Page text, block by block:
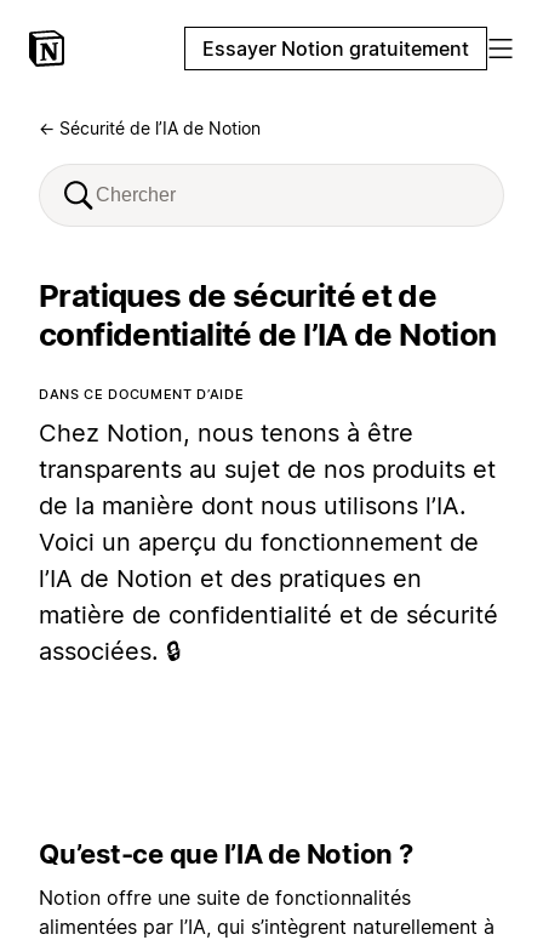
Essayer Notion gratuitement
← Sécurité de l’IA de Notion
Pratiques de sécurité et de
confidentialité de l’IA de Notion
DANS CE DOCUMENT D’AIDE
Chez Notion, nous tenons à être
transparents au sujet de nos produits et
de la manière dont nous utilisons l’IA.
Voici un aperçu du fonctionnement de
l’IA de Notion et des pratiques en
matière de confidentialité et de sécurité
associées. 🔒
Qu’est-ce que l’IA de Notion ?
Notion offre une suite de fonctionnalités
alimentées par l’IA, qui s’intègrent naturellement à